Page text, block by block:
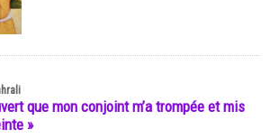
que mon conjoint m’a trompée et mis
»